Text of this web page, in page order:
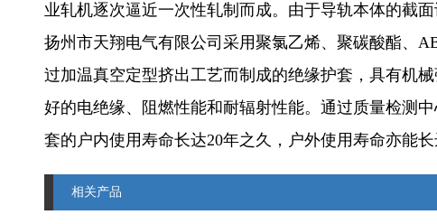
业轧机逐次逼近一次性轧制而成。由于导轨本体的截
扬州市天翔电气有限公司采用聚氯乙烯、聚碳酸酯、
过加温真空定型挤出工艺而制成的绝缘护套，具有机
好的电绝缘、阻燃性能和耐辐射性能。通过质量检测
套的户内使用寿命长达20年之久，户外使用寿命亦能长
相关产品